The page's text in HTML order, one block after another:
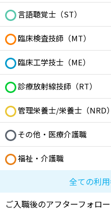
言語聴覚士（ST）
臨床検査技師（MT）
臨床工学技士（ME）
診療放射線技師（RT）
管理栄養士/栄養士（NRD）
その他・医療介護職
福祉・介護職
全ての利
ご入職後のアフターフォロ